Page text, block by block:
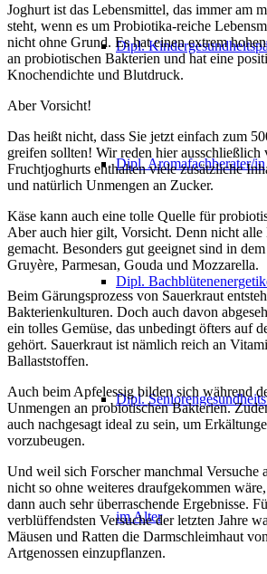
Dipl.
Dipl. Aromafachberater/in
Dipl.
Dipl.
im Alter
Joghurt ist das Lebensmittel, das immer am
steht, wenn es um Probiotika-reiche
nicht ohne Grund. Es hat einen extrem
an probiotischen Bakterien und hat eine
Knochendichte und Blutdruck.
Aber Vorsicht!
Das heißt nicht, dass Sie jetzt einfach zum
greifen sollten! Wir reden hier
Fruchtjoghurts enthalten viele zusätzliche
und natürlich Unmengen an Zucker.
Käse kann auch eine tolle Quelle für
Aber auch hier gilt, Vorsicht. Denn nicht alle
gemacht. Besonders gut geeignet sind in
Gruyère, Parmesan, Gouda und Mozzarella.
Beim Gärungsprozess von Sauerkraut
Bakterienkulturen. Doch auch davon
ein tolles Gemüse, das unbedingt öfters auf
gehört. Sauerkraut ist nämlich reich an
Ballaststoffen.
Auch beim Apfelessig bilden sich während
Unmengen an probiotischen Bakterien.
auch nachgesagt ideal zu sein, um
vorzubeugen.
Und weil sich Forscher manchmal Versuche
nicht so ohne weiteres draufgekommen
dann auch sehr überraschende Ergebnisse.
verblüffendsten Versuche der letzten Jahre
Mäusen und Ratten die Darmschleimhaut
Artgenossen einzupflanzen.